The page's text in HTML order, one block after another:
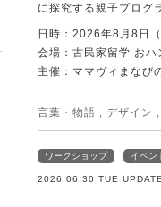
に探究する親子プログ
日時：2026年8月8日
会場：古民家留学 おハ
主催：ママヴィまなび
言葉・物語 , デザイン
ワークショップ イベン
2026.06.30 TUE